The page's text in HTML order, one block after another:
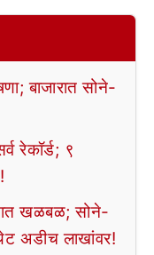
बाजारात सोने-
रेकॉर्ड; ९
खळबळ; सोने-
थेट अडीच लाखांवर!